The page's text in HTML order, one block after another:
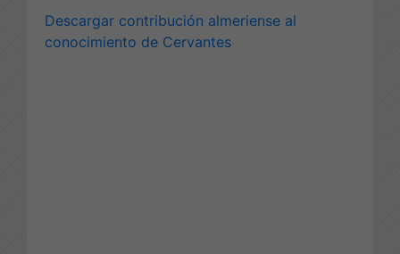
Descargar contribución almeriense al
conocimiento de Cervantes